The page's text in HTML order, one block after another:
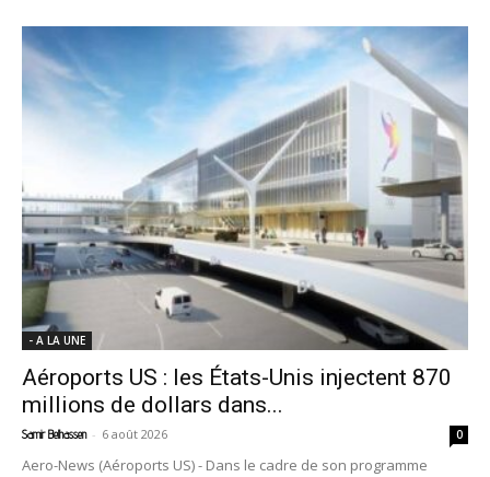
- A LA UNE
Aéroports US : les États-Unis injectent 870
millions de dollars dans...
Samir Belhassen - 6 août 2026 0
Aero-News (Aéroports US) - Dans le cadre de son programme